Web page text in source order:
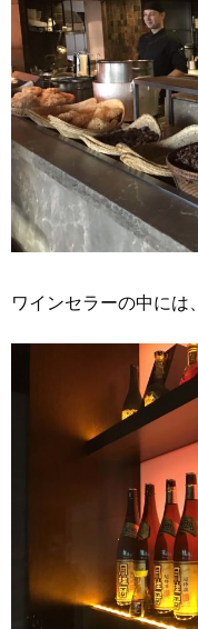
ワインセラーの中には